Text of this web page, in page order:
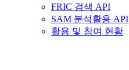
FRIC 검색 API
SAM 분석활용 API
활용 및 참여 현황